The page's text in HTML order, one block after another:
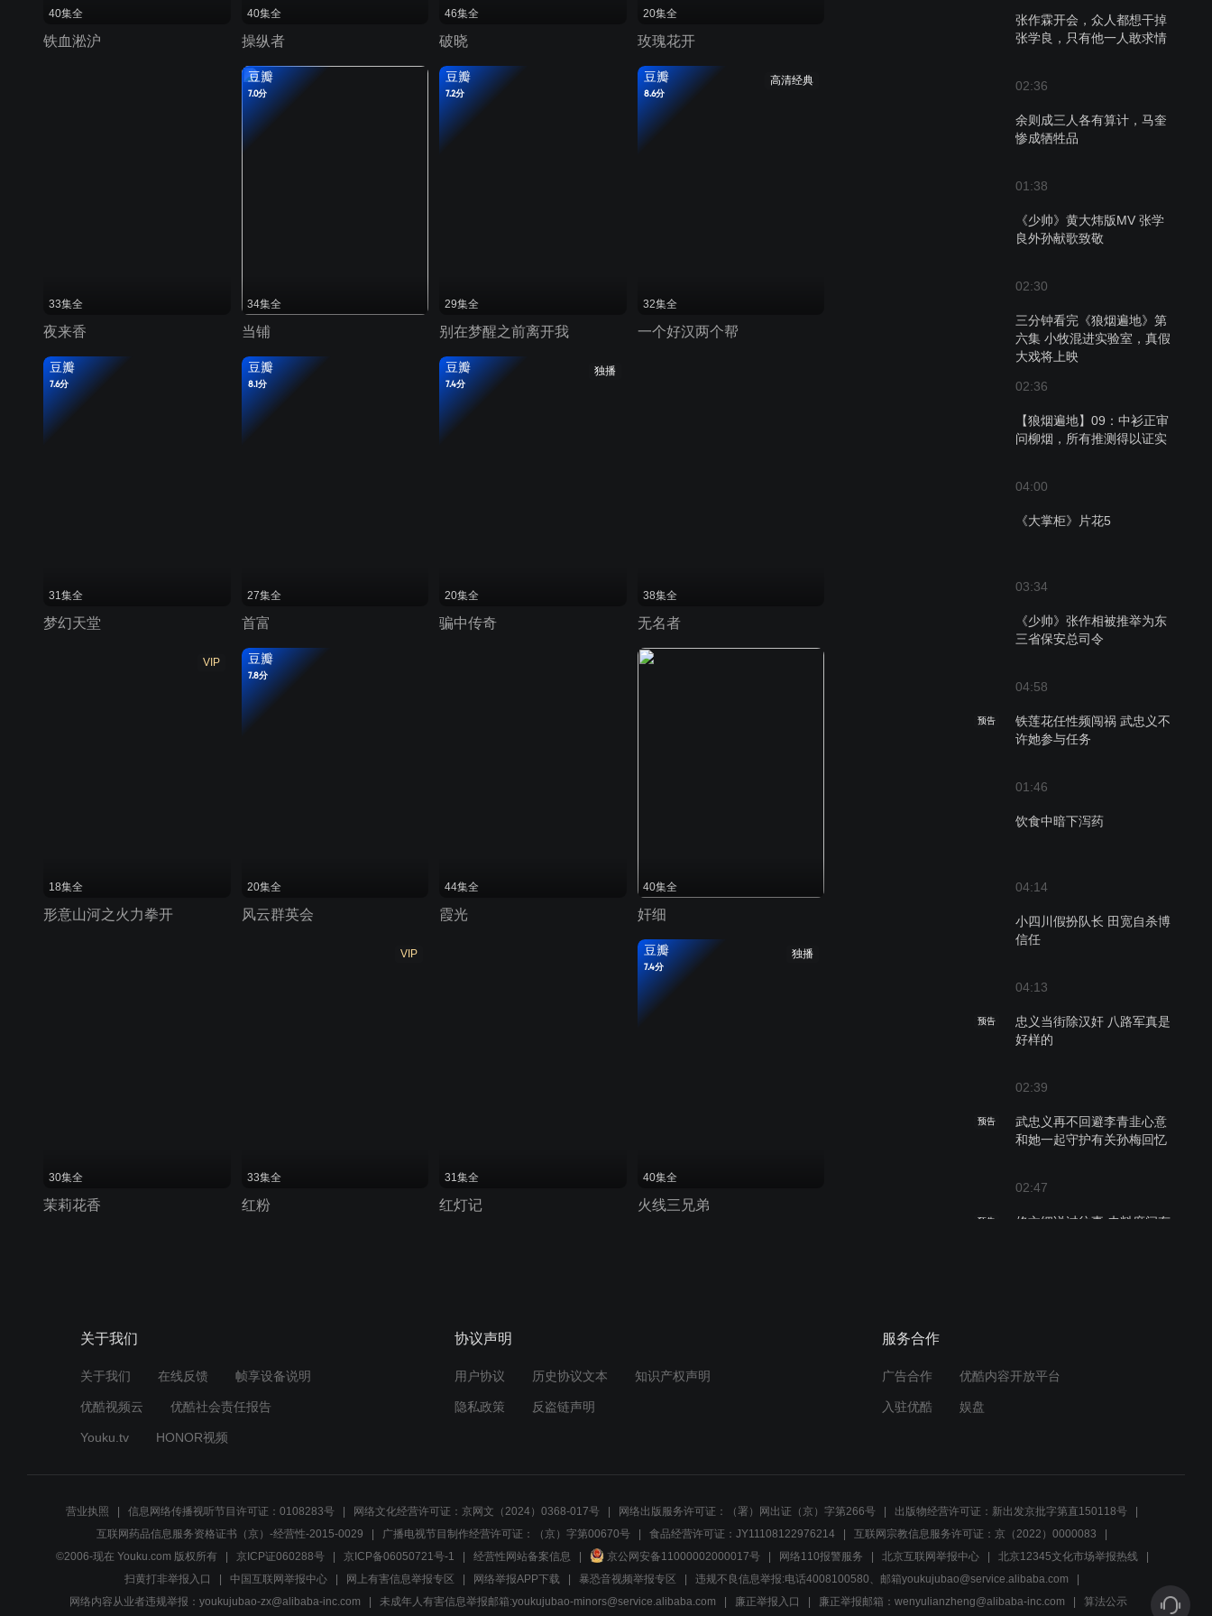
张作霖开会，众人都想干掉
张学良，只有他一人敢求情
02:36
余则成三人各有算计，马奎
惨成牺牲品
01:38
《少帅》黄大炜版MV 张学
良外孙献歌致敬
02:30
三分钟看完《狼烟遍地》第
六集 小牧混进实验室，真假
大戏将上映
02:36
【狼烟遍地】09：中衫正审
问柳烟，所有推测得以证实
04:00
《大掌柜》片花5
03:34
《少帅》张作相被推举为东
三省保安总司令
04:58
预告
铁莲花任性频闯祸 武忠义不
许她参与任务
01:46
饮食中暗下泻药
04:14
小四川假扮队长 田宽自杀博
信任
04:13
预告
忠义当街除汉奸 八路军真是
好样的
02:39
预告
武忠义再不回避李青韭心意
和她一起守护有关孙梅回忆
02:47
预告
修文细说过往事 未料席间有
《少帅》21-22集预告片
40集全
铁血淞沪
40集全
操纵者
46集全
破晓
20集全
玫瑰花开
33集全
夜来香
豆瓣
7.0分
34集全
当铺
豆瓣
7.2分
29集全
别在梦醒之前离开我
高清经典
豆瓣
8.6分
32集全
一个好汉两个帮
豆瓣
7.6分
31集全
梦幻天堂
豆瓣
8.1分
27集全
首富
独播
豆瓣
7.4分
20集全
骗中传奇
38集全
无名者
VIP
18集全
形意山河之火力拳开
豆瓣
7.8分
20集全
风云群英会
44集全
霞光
40集全
奸细
30集全
茉莉花香
VIP
33集全
红粉
31集全
红灯记
独播
豆瓣
7.4分
40集全
火线三兄弟
关于我们
关于我们 在线反馈 帧享设备说明
优酷视频云 优酷社会责任报告
Youku.tv HONOR视频
协议声明
用户协议 历史协议文本 知识产权声明
隐私政策 反盗链声明
服务合作
广告合作 优酷内容开放平台
入驻优酷 娱盘
营业执照 信息网络传播视听节目许可证：0108283号 网络文化经营许可证：京网文（2024）0368-017号 网络出版服务许可证：（署）网出证（京）字第266号
出版物经营许可证：新出发京批字第直150118号
互联网药品信息服务资格证书（京）-经营性-2015-0029
广播电视节目制作经营许可证：（京）字第00670号 食品经营许可证：JY11108122976214
互联网宗教信息服务许可证：京（2022）0000083
©2006-现在 Youku.com 版权所有
京ICP证060288号 京ICP备06050721号-1 经营性网站备案信息 京公网安备11000002000017号 网络110报警服务 北京互联网举报中心
北京12345文化市场举报热线
扫黄打非举报入口
中国互联网举报中心 网上有害信息举报专区 网络举报APP下载 暴恐音视频举报专区
违规不良信息举报:电话4008100580、邮箱youkujubao@service.alibaba.com
网络内容从业者违规举报：youkujubao-zx@alibaba-inc.com
未成年人有害信息举报邮箱:youkujubao-minors@service.alibaba.com 廉正举报入口 廉正举报邮箱：wenyulianzheng@alibaba-inc.com 算法公示